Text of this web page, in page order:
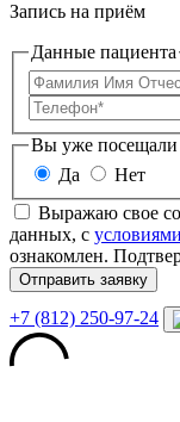
Запись на приём
Данные пациента
Да
Нет
Выражаю свое
данных, с
ознакомлен.
Отправить заявку
+7 (812) 250-97-24